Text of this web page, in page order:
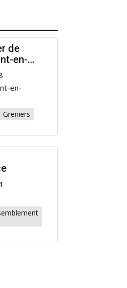
de
en-
bonne
en-
Greniers